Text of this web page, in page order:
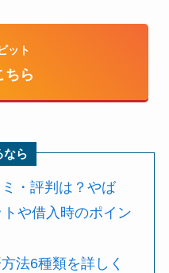
ット
ちら
なら
・評判は？やば
や借入時のポイン
法6種類を詳しく